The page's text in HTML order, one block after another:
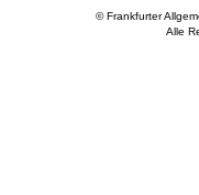
© Frankfurter
Alle